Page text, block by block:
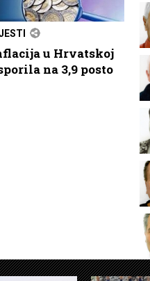
u Hrvatskoj
na 3,9 posto